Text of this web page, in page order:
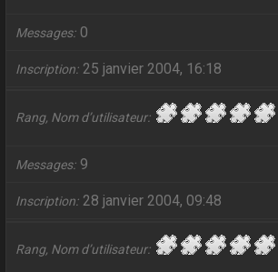
Messages 0
Inscription 25 janvier 2004, 16:18
Rang, Nom d’utilisateur
Messages 9
Inscription 28 janvier 2004, 09:48
Rang, Nom d’utilisateur